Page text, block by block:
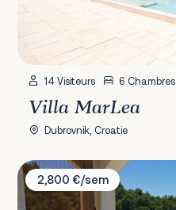
14 Visiteurs 6 Chambres
Villa MarLea
Dubrovnik, Croatie
Villa Putto
2,800 €/sem